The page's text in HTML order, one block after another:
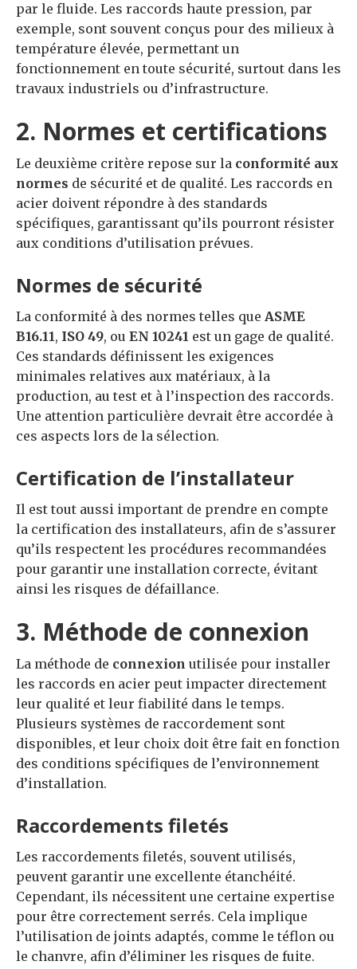
par le fluide. Les raccords haute pression, par
exemple, sont souvent conçus pour des milieux à
température élevée, permettant un
fonctionnement en toute sécurité, surtout dans les
travaux industriels ou d’infrastructure.
2. Normes et certifications
Le deuxième critère repose sur la conformité aux
normes de sécurité et de qualité. Les raccords en
acier doivent répondre à des standards
spécifiques, garantissant qu’ils pourront résister
aux conditions d’utilisation prévues.
Normes de sécurité
La conformité à des normes telles que ASME
B16.11, ISO 49, ou EN 10241 est un gage de qualité.
Ces standards définissent les exigences
minimales relatives aux matériaux, à la
production, au test et à l’inspection des raccords.
Une attention particulière devrait être accordée à
ces aspects lors de la sélection.
Certification de l’installateur
Il est tout aussi important de prendre en compte
la certification des installateurs, afin de s’assurer
qu’ils respectent les procédures recommandées
pour garantir une installation correcte, évitant
ainsi les risques de défaillance.
3. Méthode de connexion
La méthode de connexion utilisée pour installer
les raccords en acier peut impacter directement
leur qualité et leur fiabilité dans le temps.
Plusieurs systèmes de raccordement sont
disponibles, et leur choix doit être fait en fonction
des conditions spécifiques de l’environnement
d’installation.
Raccordements filetés
Les raccordements filetés, souvent utilisés,
peuvent garantir une excellente étanchéité.
Cependant, ils nécessitent une certaine expertise
pour être correctement serrés. Cela implique
l’utilisation de joints adaptés, comme le téflon ou
le chanvre, afin d’éliminer les risques de fuite.